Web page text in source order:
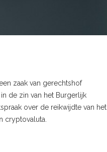
zaak van gerechtshof
de zin van het Burgerlijk
over de reikwijdte van het
cryptovaluta.